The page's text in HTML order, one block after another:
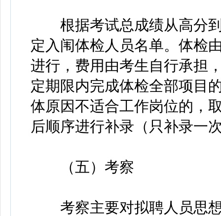
根据考试总成绩从高分到
定入闱体检人员名单。体检
进行，费用由考生自行承担
定期限内完成体检全部项目
体原因不适合工作岗位的，
后顺序进行补录（只补录一
（五）考察
考察主要对拟聘人员思想